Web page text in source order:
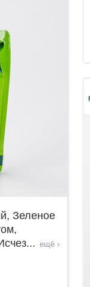
Зеленое
... ещё ›